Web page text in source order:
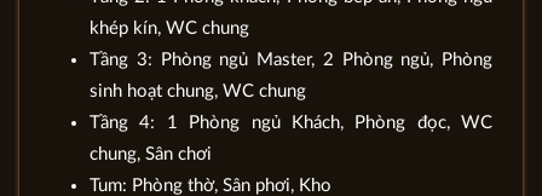
khép kín, WC chung
Tầng 3: Phòng ngủ Master, 2 Phòng ngủ, Phòng
sinh hoạt chung, WC chung
Tầng 4: 1 Phòng ngủ Khách, Phòng đọc, WC
chung, Sân chơi
Tum: Phòng thờ, Sân phơi, Kho